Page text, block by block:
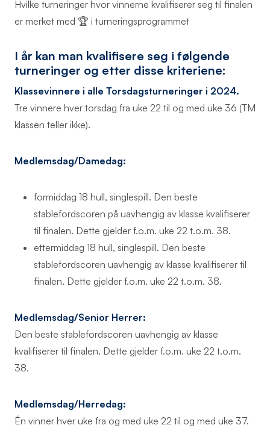
Hvilke turneringer hvor vinnerne kvalifiserer seg til finalen
er merket med 🏆 i turneringsprogrammet
I år kan man kvalifisere seg i følgende
turneringer og etter disse kriteriene:
Klassevinnere i alle Torsdagsturneringer i 2024.
Tre vinnere hver torsdag fra uke 22 til og med uke 36 (TM
klassen teller ikke).
Medlemsdag/Damedag:
formiddag 18 hull, singlespill. Den beste
stablefordscoren på uavhengig av klasse kvalifiserer
til finalen. Dette gjelder f.o.m. uke 22 t.o.m. 38.
ettermiddag 18 hull, singlespill. Den beste
stablefordscoren uavhengig av klasse kvalifiserer til
finalen. Dette gjelder f.o.m. uke 22 t.o.m. 38.
Medlemsdag/Senior Herrer:
Den beste stablefordscoren uavhengig av klasse
kvalifiserer til finalen. Dette gjelder f.o.m. uke 22 t.o.m.
38.
Medlemsdag/Herredag:
Én vinner hver uke fra og med uke 22 til og med uke 37.